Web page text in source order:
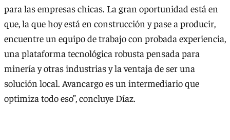
para las empresas chicas. La gran oportunidad está en
que, la que hoy está en construcción y pase a producir,
encuentre un equipo de trabajo con probada experiencia,
una plataforma tecnológica robusta pensada para
minería y otras industrias y la ventaja de ser una
solución local. Avancargo es un intermediario que
optimiza todo eso”, concluye Díaz.